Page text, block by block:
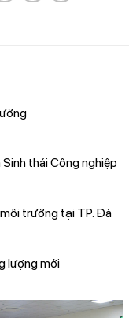
thái Công nghiệp
trường tại TP. Đà
lượng mới